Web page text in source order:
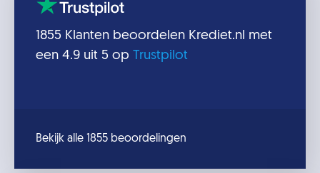
1855 Klanten beoordelen Krediet.nl met
een 4.9 uit 5 op Trustpilot
Bekijk alle 1855 beoordelingen